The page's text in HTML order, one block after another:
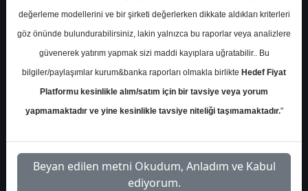
1
Allbatross-BIMAS-Teknik-
Analiz
İlgili Dosyayı
İndir
değerleme modellerini ve bir şirketi değerlerken dikkate aldıkları kriterleri
göz önünde bulundurabilirsiniz, lakin yalnızca bu raporlar veya analizlere
güvenerek yatırım yapmak sizi maddi kayıplara uğratabilir.. Bu
bilgiler/paylaşımlar kurum&banka raporları olmakla birlikte Hedef Fiyat
Platformu kesinlikle alım/satım için bir tavsiye veya yorum
yapmamaktadır ve yine kesinlikle tavsiye niteliği taşımamaktadır."
Beyan edilen metni Okudum, Anladım ve Kabul
ediyorum.